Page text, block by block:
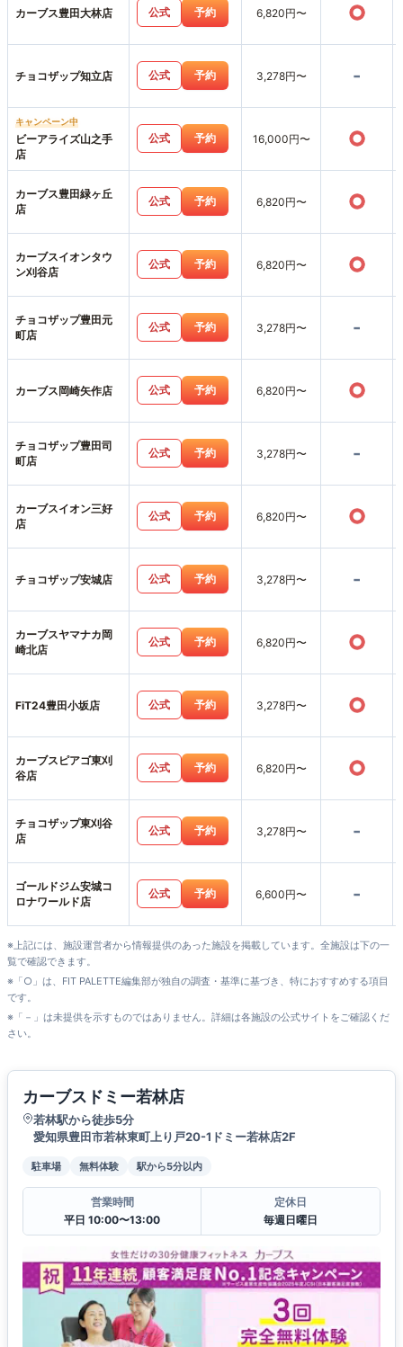
カーブス豊田大林店 公式 予約 6,820円〜 ○
チョコザップ知立店 公式 予約 3,278円〜 -
キャンペーン中
ビーアライズ山之手
店
公式 予約 16,000円〜 ○
カーブス豊田緑ヶ丘
店
公式 予約 6,820円〜 ○
カーブスイオンタウ
ン刈谷店
公式 予約 6,820円〜 ○
チョコザップ豊田元
町店
公式 予約 3,278円〜 -
カーブス岡崎矢作店 公式 予約 6,820円〜 ○
チョコザップ豊田司
町店
公式 予約 3,278円〜 -
カーブスイオン三好
店
公式 予約 6,820円〜 ○
チョコザップ安城店 公式 予約 3,278円〜 -
カーブスヤマナカ岡
崎北店
公式 予約 6,820円〜 ○
FiT24豊田小坂店 公式 予約 3,278円〜 ○
カーブスピアゴ東刈
谷店
公式 予約 6,820円〜 ○
チョコザップ東刈谷
店
公式 予約 3,278円〜 -
ゴールドジム安城コ
ロナワールド店
公式 予約 6,600円〜 -
※上記には、施設運営者から情報提供のあった施設を掲載しています。全施設は下の一
覧で確認できます。
※「○」は、FIT PALETTE編集部が独自の調査・基準に基づき、特におすすめする項目
です。
※「－」は未提供を示すものではありません。詳細は各施設の公式サイトをご確認くだ
さい。
カーブスドミー若林店
若林駅から徒歩5分
愛知県豊田市若林東町上り戸20-1ドミー若林店2F
駐車場 無料体験 駅から5分以内
営業時間
平日 10:00〜13:00
定休日
毎週日曜日